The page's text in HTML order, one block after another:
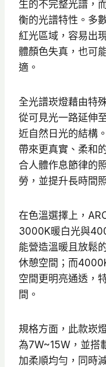
生的不完整光譜，
衡的光譜特性。多
紅光區域，容易出
體顏色失真，也可
適。
全光譜崁燈藉由特
從可見光一路延伸
近自然日光的結構
帶來更真實、柔和
合人體作息節律的
勞，並提升長時間
在色溫選擇上，
3000K暖白光與
能營造溫暖且放鬆
休憩空間；而
空間更明亮通透，
間。
規格方面，此款崁
為7W~15W，並搭
加柔順均勻，同時